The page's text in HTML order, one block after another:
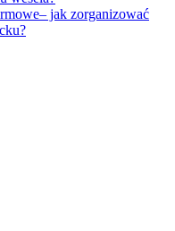
jak zorganizować